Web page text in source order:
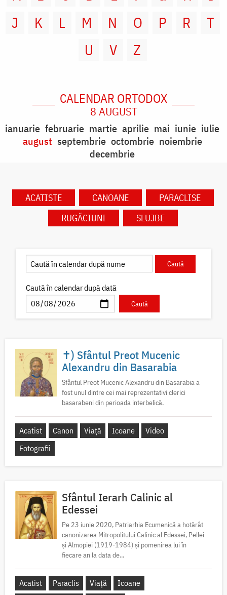
J
K L M N O P R
T
U
V Z
CALENDAR ORTODOX
8 AUGUST
ianuarie februarie martie aprilie mai iunie iulie
august septembrie octombrie noiembrie
decembrie
ACATISTE CANOANE
PARACLISE
RUGĂCIUNI
SLUJBE
Caută în calendar după dată
✝) Sfântul Preot Mucenic
Alexandru din Basarabia
Sfântul Preot Mucenic Alexandru din Basarabia a
fost unul dintre cei mai reprezentativi clerici
basarabeni din perioada interbelică.
Acatist Canon Viață Icoane
Video
Fotografii
Sfântul Ierarh Calinic al
Edessei
Pe 23 iunie 2020, Patriarhia Ecumenică a hotărât
canonizarea Mitropolitului Calinic al Edessei, Pellei
și Almopiei (1919-1984) și pomenirea lui în
fiecare an la data de...
Acatist Paraclis Viață
Icoane